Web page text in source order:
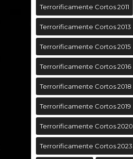
Terrorificamente Cortos 2011
Terrorificamente Cortos 2013
Terrorificamente Cortos 2015
Terrorificamente Cortos 2016
Terrorificamente Cortos 2018
Terrorificamente Cortos 2019
Terrorificamente Cortos 2020
Terrorificamente Cortos 2023